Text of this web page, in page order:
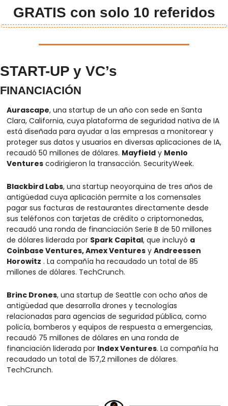
GRATIS con solo 10 referidos
START-UP y VC’s
FINANCIACIÓN
Aurascape, una startup de un año con sede en Santa
Clara, California, cuya plataforma de seguridad nativa de IA
está diseñada para ayudar a las empresas a monitorear y
proteger sus datos y usuarios en diversas aplicaciones de IA,
recaudó 50 millones de dólares. Mayfield y Menlo
Ventures codirigieron la transacción. SecurityWeek.
Blackbird Labs, una startup neoyorquina de tres años de
antigüedad cuya aplicación permite a los comensales
pagar sus facturas de restaurantes directamente desde
sus teléfonos con tarjetas de crédito o criptomonedas,
recaudó una ronda de financiación Serie B de 50 millones
de dólares liderada por Spark Capital, que incluyó a
Coinbase Ventures, Amex Ventures y Andreessen
Horowitz . La compañía ha recaudado un total de 85
millones de dólares. TechCrunch.
Brinc Drones, una startup de Seattle con ocho años de
antigüedad que desarrolla drones y tecnologías
relacionadas para agencias de seguridad pública, como
policía, bomberos y equipos de respuesta a emergencias,
recaudó 75 millones de dólares en una ronda de
financiación liderada por Index Ventures. La compañía ha
recaudado un total de 157,2 millones de dólares.
TechCrunch.